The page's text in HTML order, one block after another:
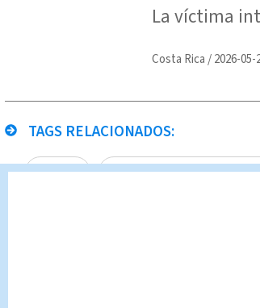
La víctima
Costa Rica /2026-05-
TAGS RELACIONADOS:
Siquirres Noticias Telediario En
Queda prohibida la reproducción total o